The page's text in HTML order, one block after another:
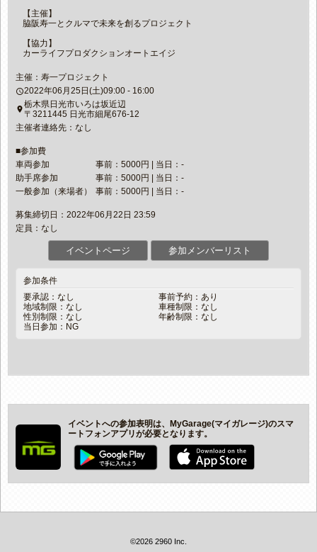
【主催】
脇阪寿一とクルマで未来を創るプロジェクト
【協力】
カーライフプロダクションオートエイジ
主催：寿一プロジェクト
access_time2022年06月25日(土)09:00 - 16:00
place栃木県日光市いろは坂近辺
〒3211445 日光市細尾676-12
主催者連絡先：なし
■参加費
車両参加
事前：5000円 | 当日：-
助手席参加
事前：5000円 | 当日：-
一般参加（来場者）
事前：5000円 | 当日：-
募集締切日：2022年06月22日 23:59
定員：なし
イベントページ 参加メンバーリスト
参加条件
要承認：なし
事前予約：あり
地域制限：なし
車種制限：なし
性別制限：なし
年齢制限：なし
当日参加：NG
イベントへの参加表明は、MyGarage(マイガレージ)のスマ
ートフォンアプリが必要となります。
©2026 2960 Inc.